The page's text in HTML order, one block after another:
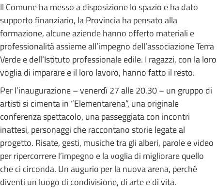
Il Comune ha messo a disposizione lo spazio e ha dato
supporto finanziario, la Provincia ha pensato alla
formazione, alcune aziende hanno offerto materiali e
professionalità assieme all’impegno dell’associazione Terra
Verde e dell’Istituto professionale edile. I ragazzi, con la loro
voglia di imparare e il loro lavoro, hanno fatto il resto.
Per l’inaugurazione – venerdì 27 alle 20.30 – un gruppo di
artisti si cimenta in “Elementarena”, una originale
conferenza spettacolo, una passeggiata con incontri
inattesi, personaggi che raccontano storie legate al
progetto. Risate, gesti, musiche tra gli alberi, parole e video
per ripercorrere l’impegno e la voglia di migliorare quello
che ci circonda. Un augurio per la nuova arena, perché
diventi un luogo di condivisione, di arte e di vita.